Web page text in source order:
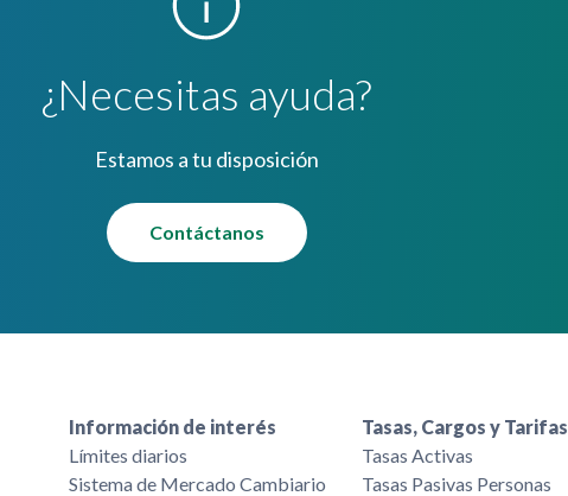
¿Necesitas ayuda?
Estamos a tu disposición
Contáctanos
Información de interés
Límites diarios
Sistema de Mercado Cambiario
Tasas, Cargos y Tarifas
Tasas Activas
Tasas Pasivas Personas